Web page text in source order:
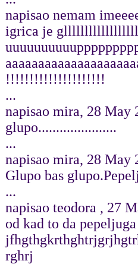
napisao nemam
igrica je
!!!!!!!!!!!!!!!!!!!!!
...
napisao mira, 28 May
glupo......................
...
napisao mira, 28 May
Glupo bas
...
napisao teodora , 27
od kad to da
rghrj